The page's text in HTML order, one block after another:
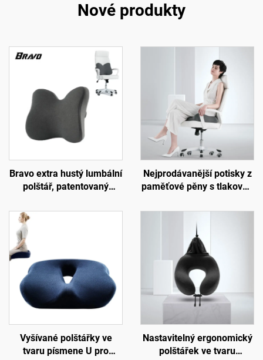
Nové produkty
Bravo extra hustý lumbální
polštář, patentovaný
polštář pro podporu
bederní oblasti, podložka
Nejprodávanější potisky z
paměťové pěny s tlakovou
ergonomické sedací
polštářky, sedací podložka
S3
Vyšívané polštářky ve
tvaru písmene U pro
Nastavitelný ergonomický
polštářek ve tvaru